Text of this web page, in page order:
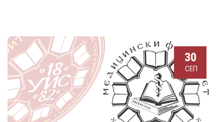
30
СЕП